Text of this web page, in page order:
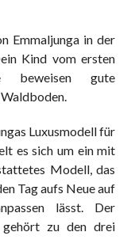
Emmaljunga in der
Kind vom ersten
beweisen gute
Luxusmodell für
es sich um ein mit
Modell, das
Tag aufs Neue auf
lässt. Der
gehört zu den drei